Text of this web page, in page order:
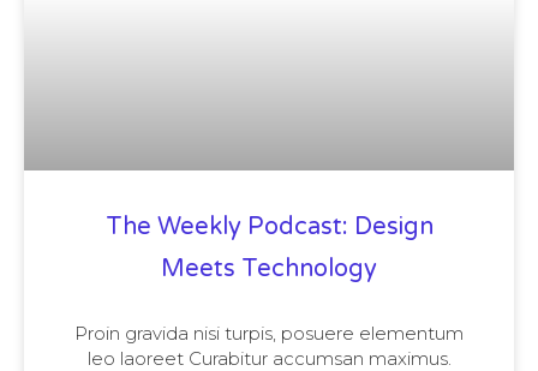
The Weekly Podcast: Design
Meets Technology
Proin gravida nisi turpis, posuere elementum
leo laoreet Curabitur accumsan maximus.